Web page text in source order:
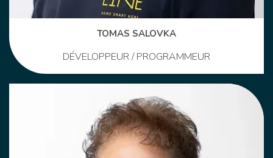
TOMAS SALOVKA
DÉVELOPPEUR / PROGRAMMEUR